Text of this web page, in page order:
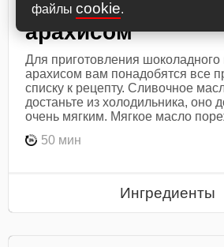
файлы cookie.
Шоколадное
арахисом
Для приготовления шоколадного
арахисом вам понадобятся все
списку к рецепту. Сливочное
достаньте из холодильника, оно
очень мягким. Мягкое масло
50 мин
Ингредиенты